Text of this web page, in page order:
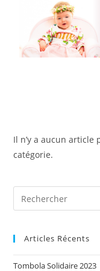
Il n’y a aucun
catégorie.
Articles Récents
Tombola Solidaire 2023